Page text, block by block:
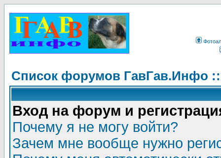
Список форумов ГавГав.Инфо
Вход на форум и
Почему я не могу войти?
Зачем мне вообще нужно